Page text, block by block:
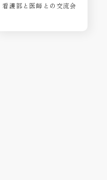
看護部と医師との交流会